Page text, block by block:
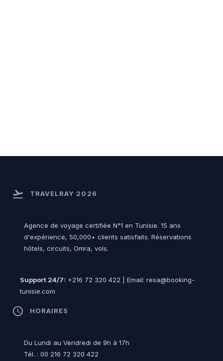
flight_takeoff TRAVELRAY 2026
Agence de voyage certifiée N°1 en Tunisie. 15 ans
d'expérience, 50,000+ clients satisfaits. Réservations
hôtels, circuits, Omra, vols.
Support 24/7: +216 72 320 422 | Email: resa@booking-
tunisie.com
access_time HORAIRES
Du Lundi au Vendredi de 9h à 17h
Tél. : 00 216 72 320 422